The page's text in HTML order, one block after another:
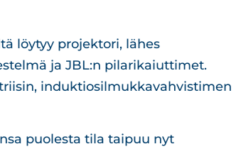
löytyy projektori, lähes
ja JBL:n pilarikaiuttimet.
induktiosilmukkavahvistimen
puolesta tila taipuu nyt